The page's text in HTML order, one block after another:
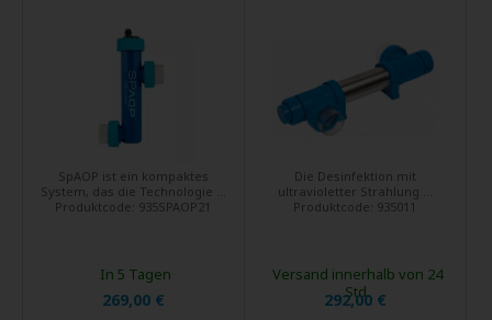
SpAOP ist ein kompaktes
System, das die Technologie ...
Produktcode: 935SPAOP21
269,00 €
In 5 Tagen
Die Desinfektion mit
ultravioletter Strahlung ...
Produktcode: 935011
292,00 €
Versand innerhalb von 24
Std.